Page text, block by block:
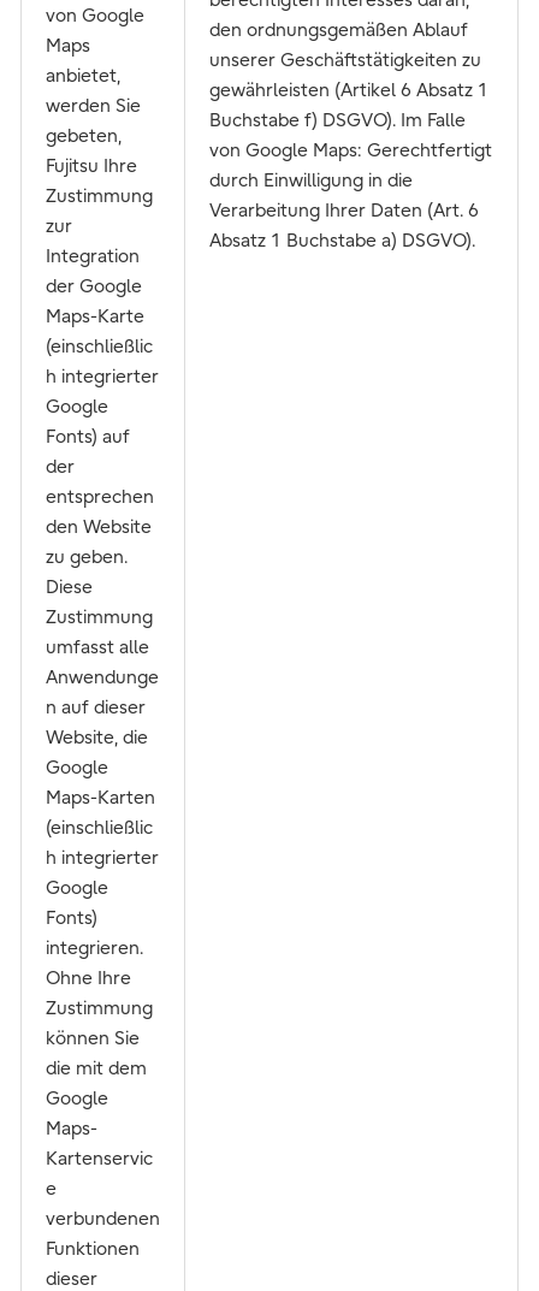
von Google
Maps
anbietet,
werden Sie
gebeten,
Fujitsu Ihre
Zustimmung
zur
Integration
der Google
Maps-Karte
(einschließlic
h integrierter
Google
Fonts) auf
der
entsprechen
den Website
zu geben.
Diese
Zustimmung
umfasst alle
Anwendunge
n auf dieser
Website, die
Google
Maps-Karten
(einschließlic
h integrierter
Google
Fonts)
integrieren.
Ohne Ihre
Zustimmung
können Sie
die mit dem
Google
Maps-
Kartenservic
e
verbundenen
Funktionen
dieser
den ordnungsgemäßen Ablauf
unserer Geschäftstätigkeiten zu
gewährleisten (Artikel 6 Absatz 1
Buchstabe f) DSGVO). Im Falle
von Google Maps: Gerechtfertigt
durch Einwilligung in die
Verarbeitung Ihrer Daten (Art. 6
Absatz 1 Buchstabe a) DSGVO).